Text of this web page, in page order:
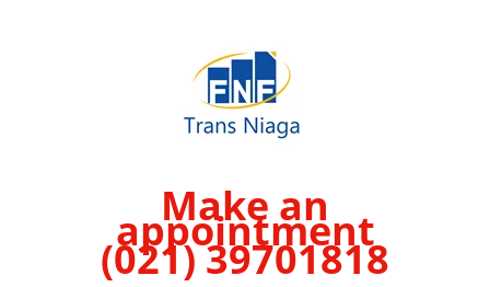
Make an
appointment
(021) 39701818